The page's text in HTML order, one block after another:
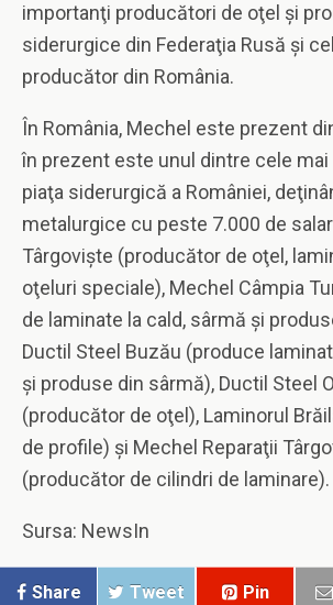
importanţi producători de oţel şi
siderurgice din Federaţia Rusă şi
producător din România.
În România, Mechel este prezent
în prezent este unul dintre cele
piaţa siderurgică a României,
metalurgice cu peste 7.000 de
Târgovişte (producător de oţel,
oţeluri speciale), Mechel Câmpia
de laminate la cald, sârmă şi
Ductil Steel Buzău (produce
şi produse din sârmă), Ductil Steel
(producător de oţel), Laminorul
de profile) şi Mechel Reparaţii
(producător de cilindri de laminare).
Sursa: NewsIn
Share Tweet Pin